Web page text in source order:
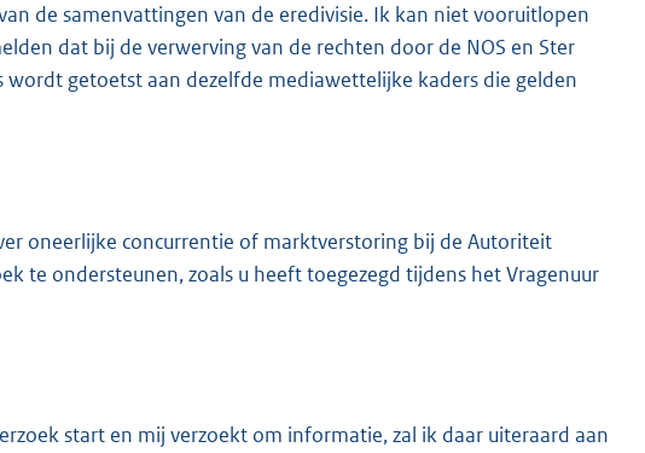
de samenvattingen van de eredivisie. Ik kan niet vooruitlopen
dat bij de verwerving van de rechten door de NOS en Ster
getoetst aan dezelfde mediawettelijke kaders die gelden
oneerlijke concurrentie of marktverstoring bij de Autoriteit
te ondersteunen, zoals u heeft toegezegd tijdens het Vragenuur
start en mij verzoekt om informatie, zal ik daar uiteraard aan